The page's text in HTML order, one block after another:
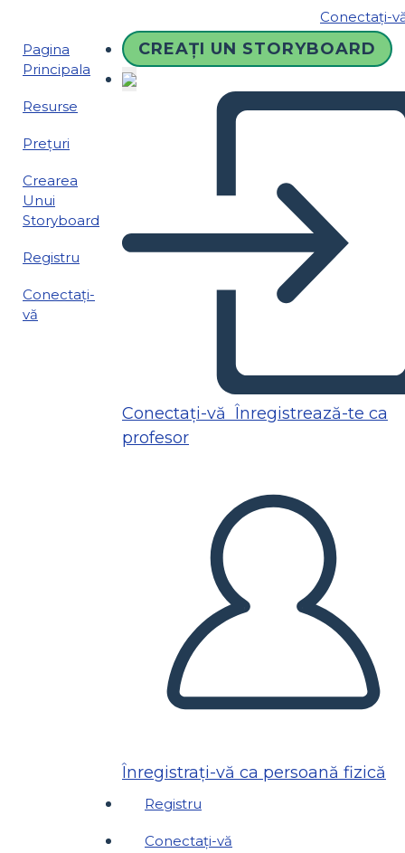
Conectați-
Pagina
Principala
Resurse
Prețuri
Crearea
Unui
Storyboard
Registru
Conectați-
vă
CREAȚI UN STORYBOARD
Conectați-vă Înregistrează-te ca
profesor
Înregistrați-vă ca persoană fizică
Registru
Conectați-vă